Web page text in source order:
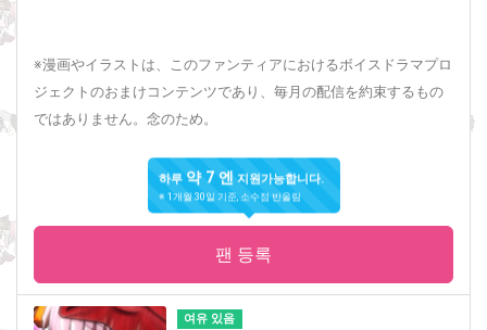
※漫画やイラストは、このファンティアにおけるボイスドラマプロ
ジェクトのおまけコンテンツであり、毎月の配信を約束するもの
ではありません。念のため。
하루약 7 엔지원가능합니다.
※ 1개월 30일 기준, 소수점 반올림
팬 등록
여유 있음